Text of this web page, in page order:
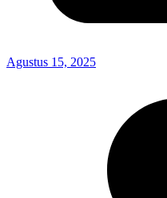
Agustus 15, 2025